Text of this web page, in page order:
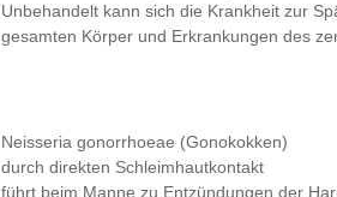
Unbehandelt kann sich die Krankheit zur
gesamten Körper und Erkrankungen des
Neisseria gonorrhoeae (Gonokokken)
durch direkten Schleimhautkontakt
führt beim Manne zu Entzündungen der